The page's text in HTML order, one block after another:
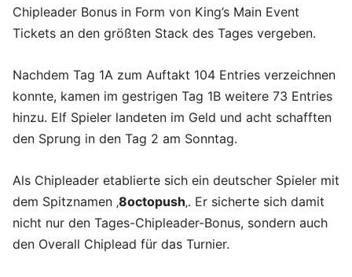
Chipleader Bonus in Form von King’s Main Event
Tickets an den größten Stack des Tages vergeben.
Nachdem Tag 1A zum Auftakt 104 Entries verzeichnen
konnte, kamen im gestrigen Tag 1B weitere 73 Entries
hinzu. Elf Spieler landeten im Geld und acht schafften
den Sprung in den Tag 2 am Sonntag.
Als Chipleader etablierte sich ein deutscher Spieler mit
dem Spitznamen ‚8octopush‚. Er sicherte sich damit
nicht nur den Tages-Chipleader-Bonus, sondern auch
den Overall Chiplead für das Turnier.